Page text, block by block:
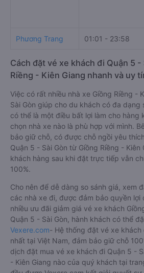
Phương Trang 01:01 - 23:58
Cách đặt vé xe khách đi Quận 5
Riềng - Kiên Giang nhanh và uy
Việc có rất nhiều nhà xe Giồng Riềng -
Sài Gòn giúp cho du khách có đa
có thể là một điều bất lợi làm cho hàng
chọn nhà xe nào là phù hợp với mình.
bảo giữ chỗ, có được chỗ ngồi yêu
Quận 5 - Sài Gòn từ Giồng Riềng -
khách hàng sau khi đặt trực tiếp vẫn
100%.
Cho nên để dễ dàng so sánh giá, xem
các nhà xe đi, được đảm bảo quyền lợi
nhiều ưu đãi giảm giá vé xe khách
Quận 5 - Sài Gòn, hành khách có thể
Vexere.com- Hệ thống đặt vé xe
nhất tại Việt Nam, đảm bảo giữ chỗ
dịch đặt mua vé xe khách đi Quận 5 -
- Kiên Giang nào của quý khách tại